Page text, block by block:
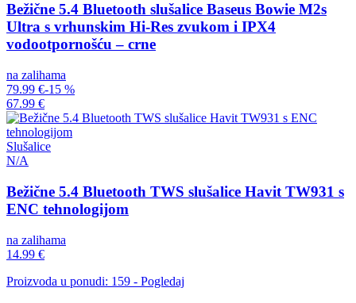
Bežične 5.4 Bluetooth slušalice Baseus Bowie M2s
Ultra s vrhunskim Hi-Res zvukom i IPX4
vodootpornošću – crne
na zalihama
79.99 €-15 %
67.99 €
Slušalice
N/A
Bežične 5.4 Bluetooth TWS slušalice Havit TW931 s
ENC tehnologijom
na zalihama
14.99 €
Proizvoda u ponudi: 159 - Pogledaj